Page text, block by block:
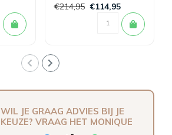
€214,95 €114,95
WIL JE GRAAG ADVIES BIJ JE
KEUZE? VRAAG HET MONIQUE